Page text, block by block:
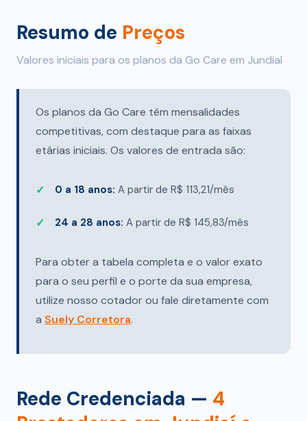
Resumo de Preços
Valores iniciais para os planos da Go Care em Jundiaí
Os planos da Go Care têm mensalidades
competitivas, com destaque para as faixas
etárias iniciais. Os valores de entrada são:
0 a 18 anos: A partir de R$ 113,21/mês
24 a 28 anos: A partir de R$ 145,83/mês
Para obter a tabela completa e o valor exato
para o seu perfil e o porte da sua empresa,
utilize nosso cotador ou fale diretamente com
a Suely Corretora.
Rede Credenciada — 4